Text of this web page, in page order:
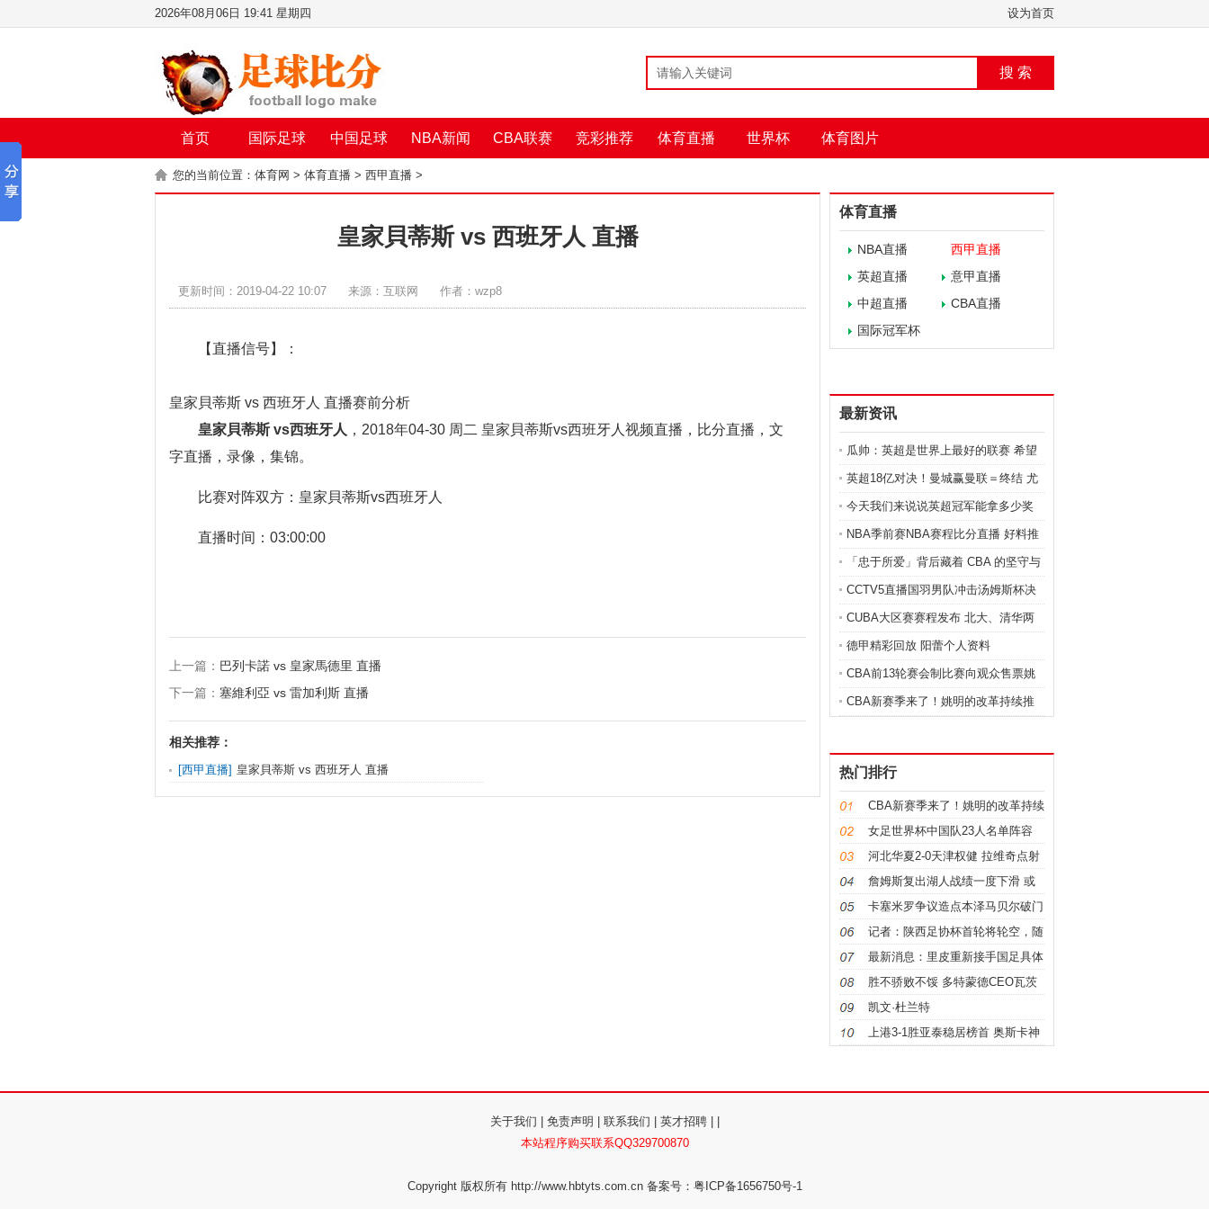
设为首页
2026年08月06日 19:41 星期四
搜 索
首页 国际足球 中国足球 NBA新闻 CBA联赛 竞彩推荐 体育直播 世界杯 体育图片
您的当前位置： 体育网 > 体育直播 > 西甲直播 >
皇家貝蒂斯 vs 西班牙人 直播
更新时间：2019-04-22 10:07 来源：互联网 作者：wzp8
【直播信号】：
皇家貝蒂斯 vs 西班牙人 直播赛前分析
皇家貝蒂斯 vs西班牙人 ，2018年04-30 周二 皇家貝蒂斯vs西班牙人视频直播，比分直播，文
字直播，录像，集锦。
比赛对阵双方：皇家貝蒂斯vs西班牙人
直播时间：03:00:00
上一篇： 巴列卡諾 vs 皇家馬德里 直播
下一篇： 塞維利亞 vs 雷加利斯 直播
相关推荐：
[西甲直播] 皇家貝蒂斯 vs 西班牙人 直播
体育直播
NBA直播
西甲直播
英超直播
意甲直播
中超直播
CBA直播
国际冠军杯
最新资讯
瓜帅：英超是世界上最好的联赛 希望
国际比赛日后球员安全回来 破鞋王妃
不好当 静言之金缕衣
英超18亿对决！曼城赢曼联＝终结 尤
物皇后全文免费阅读 天才痞妃
今天我们来说说英超冠军能拿多少奖
金？ 金圣叹先生传赞 金正恩视察泡菜
厂
NBA季前赛NBA赛程比分直播 好料推
荐 尼克斯VS奇才 冥奴欲戏 狎戏户奴
「忠于所爱」背后藏着 CBA 的坚守与
向往
CCTV5直播国羽男队冲击汤姆斯杯决
赛CBA让路！石宇奇PK桃田贤斗
tokyohotn0245 虐杀原型2实验小队
CUBA大区赛赛程发布 北大、清华两
高校首次承办 江同文聊
德甲精彩回放 阳蕾个人资料
CBA前13轮赛会制比赛向观众售票姚
明相信未来能恢复主客场赛制 蔷靖潞
CBA新赛季来了！姚明的改革持续推
落之后书包网
热门排行
CBA新赛季来了！姚明的改革持续
推进他也期待回归主客场 零点idc
论坛 堕落之后书包网
女足世界杯中国队23人名单阵容
+号码
河北华夏2-0天津权健 拉维奇点射
破门董学升建功
詹姆斯复出湖人战绩一度下滑 或
有助于湖人赛季末选秀
卡塞米罗争议造点本泽马贝尔破门
皇马2-1客胜莱万特
记者：陕西足协杯首轮将轮空，随
中甲队抽签
最新消息：里皮重新接手国足具体
什么原因接手国足？
胜不骄败不馁 多特蒙德CEO瓦茨
克称赞拜仁：他们有冠军DNA
凯文·杜兰特
上港3-1胜亚泰稳居榜首 奥斯卡神
关于我们 免责声明 联系我们 英才招聘|
本站程序购买联系QQ329700870
Copyright 版权所有 http://www.hbtyts.com.cn备案号：粤ICP备1656750号-1